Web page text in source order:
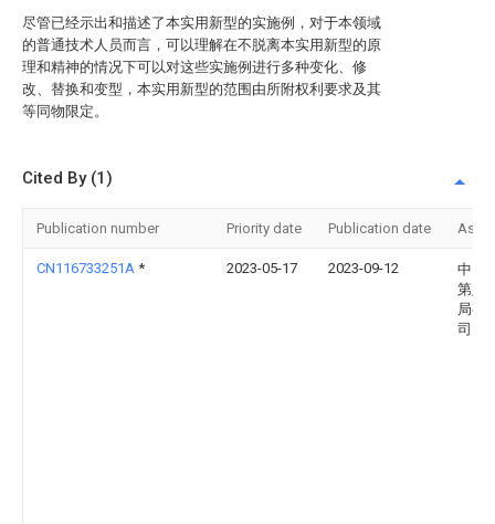
尽管已经示出和描述了本实用新型的实施例，对于本领域
的普通技术人员而言，可以理解在不脱离本实用新型的原
理和精神的情况下可以对这些实施例进行多种变化、修
改、替换和变型，本实用新型的范围由所附权利要求及其
等同物限定。
Cited By (1)
Publication number Priority date Publication date
CN116733251A * 2023-05-17 2023-09-12
中国
第八
局有
司